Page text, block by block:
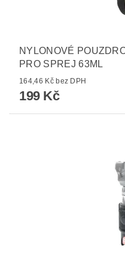
NYLONOVÉ
PRO SPREJ 63ML
164,46 Kč bez DPH
199 Kč